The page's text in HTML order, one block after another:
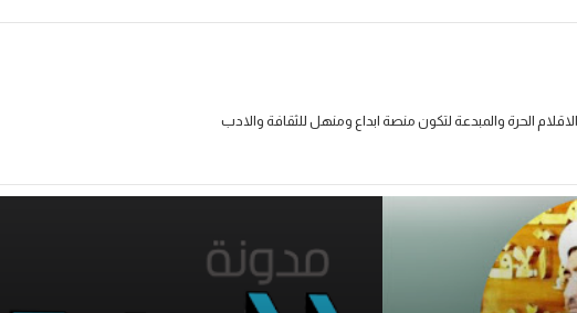
الحرة والمبدعة لتكون منصة ابداع ومنهل للثقافة والادب